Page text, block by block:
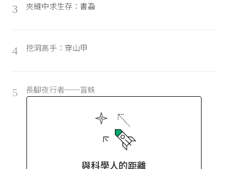
3 夾縫中求生存：書蝨
4 挖洞高手：穿山甲
5 長腳夜行者──盲蛛
與科學人的距離